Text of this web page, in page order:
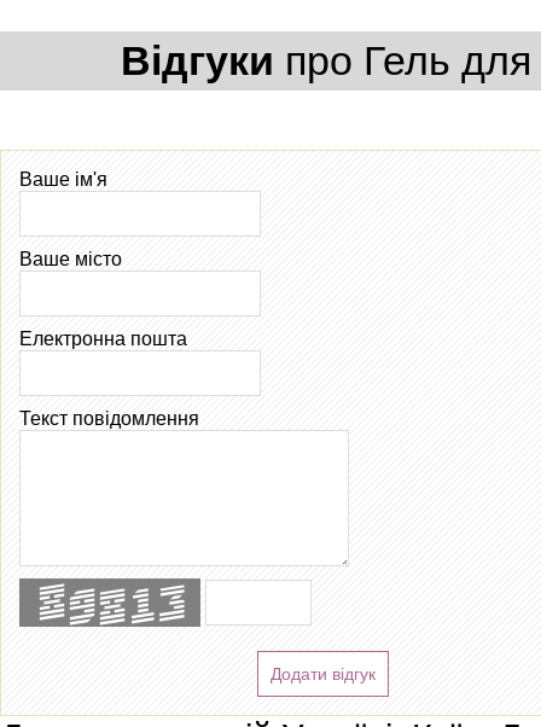
Відгуки про Гель
Ваше ім'я
Ваше місто
Електронна пошта
Текст повідомлення
Додати відгук